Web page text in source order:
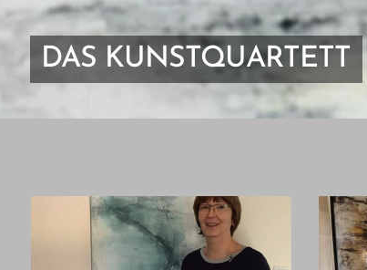
DAS KUNSTQUARTETT